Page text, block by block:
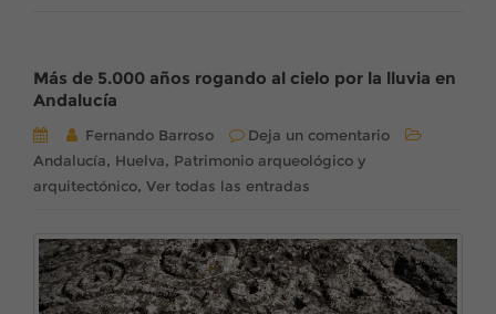
Más de 5.000 años rogando al cielo por la lluvia en
Andalucía
Fernando Barroso
Deja un comentario
Andalucía, Huelva, Patrimonio arqueológico y
arquitectónico, Ver todas las entradas